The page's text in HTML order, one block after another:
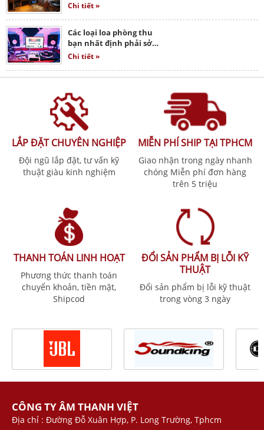
Chi tiết »
Các loại loa phòng thu
bạn nhất định phải sở…
Chi tiết »
LẮP ĐẶT CHUYÊN NGHIỆP
Đội ngũ lắp đặt, tư vấn kỹ
thuật giàu kinh nghiệm
MIỄN PHÍ SHIP TẠI TPHCM
Giao nhận trong ngày nhanh
chóng Miễn phí đơn hàng
trên 5 triệu
THANH TOÁN LINH HOẠT
Phương thức thanh toán
chuyển khoản, tiền mặt,
Shipcod
ĐỔI SẢN PHẨM BỊ LỖI KỸ
THUẬT
Đổi sản phẩm bị lỗi kỹ thuật
trong vòng 3 ngày
CÔNG TY ÂM THANH VIỆT
Địa chỉ : Đường Đỗ Xuân Hợp, P. Long Trường, Tphcm